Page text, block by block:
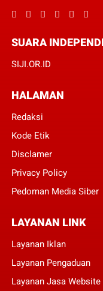
SUARA
SIJI.OR.ID
HALAMAN
Redaksi
Kode Etik
Disclamer
Privacy Policy
Pedoman Media Siber
LAYANAN LINK
Layanan Iklan
Layanan Pengaduan
Layanan Jasa Website